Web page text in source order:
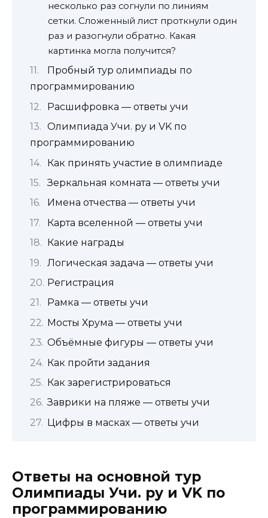
несколько раз согнули по линиям
сетки. Сложенный лист проткнули один
раз и разогнули обратно. Какая
картинка могла получится?
Пробный тур олимпиады по
программированию
Расшифровка — ответы учи
Олимпиада Учи. ру и VK по
программированию
Как принять участие в олимпиаде
Зеркальная комната — ответы учи
Имена отчества — ответы учи
Карта вселенной — ответы учи
Какие награды
Логическая задача — ответы учи
Регистрация
Рамка — ответы учи
Мосты Хрума — ответы учи
Объёмные фигуры — ответы учи
Как пройти задания
Как зарегистрироваться
Заврики на пляже — ответы учи
Цифры в масках — ответы учи
Ответы на основной тур
Олимпиады Учи. ру и VK по
программированию